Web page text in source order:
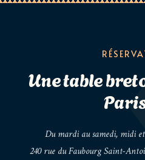
Une table
Du mardi au samedi, midi
240 rue du Faubourg Saint-